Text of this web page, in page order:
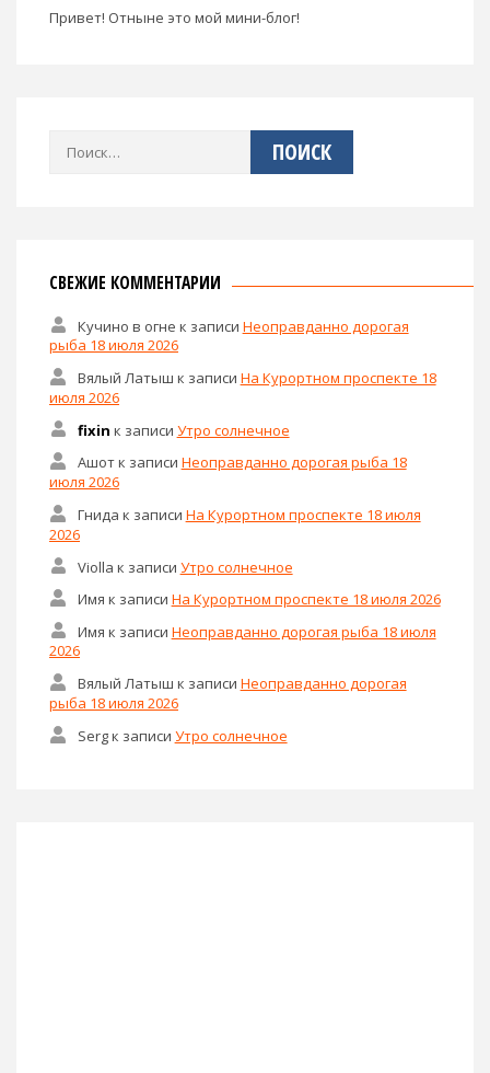
Привет! Отныне это мой мини-блог!
Найти:
СВЕЖИЕ КОММЕНТАРИИ
Кучино в огне к записи Неоправданно дорогая
рыба 18 июля 2026
Вялый Латыш к записи На Курортном проспекте 18
июля 2026
fixin к записи Утро солнечное
Ашотк записи Неоправданно дорогая рыба 18
июля 2026
Гнида к записи На Курортном проспекте 18 июля
2026
Violla к записи Утро солнечное
Имя к записи На Курортном проспекте 18 июля 2026
Имя к записи Неоправданно дорогая рыба 18 июля
2026
Вялый Латыш к записи Неоправданно дорогая
рыба 18 июля 2026
Sergк записи Утро солнечное